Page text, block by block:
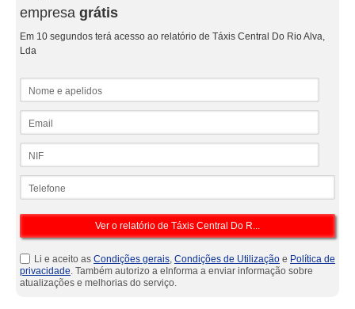
empresa grátis
Em 10 segundos terá acesso ao relatório de Táxis Central Do Rio Alva,
Lda
Li e aceito as Condições gerais, Condições de Utilização e Política de
privacidade. Também autorizo a eInforma a enviar informação sobre
atualizações e melhorias do serviço.